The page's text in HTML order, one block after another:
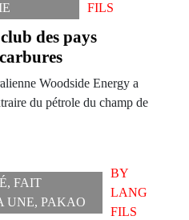
FILS
des pays
Woodside Energy a
du pétrole du champ de
,FAIT
UNE,PAKAO
BY
LANG
FILS